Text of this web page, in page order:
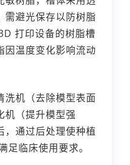
需避光保存以防树脂
打印设备的树脂槽
因温度变化影响流动
洗机（去除模型表面
机（提升模型强
，通过后处理使种植
足临床使用要求。